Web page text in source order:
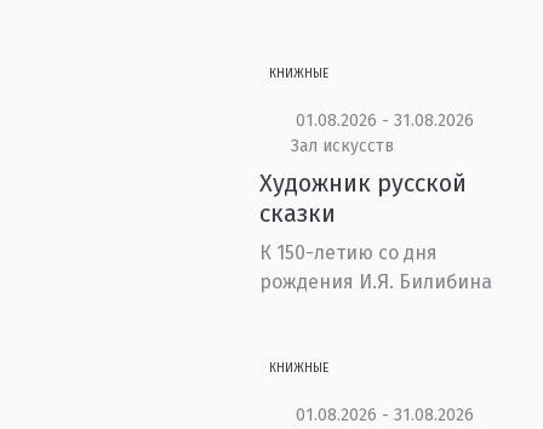
КНИЖНЫЕ
01.08.2026 - 31.08.2026
Зал искусств
Художник русской
сказки
К 150-летию со дня
рождения И.Я. Билибина
КНИЖНЫЕ
01.08.2026 - 31.08.2026